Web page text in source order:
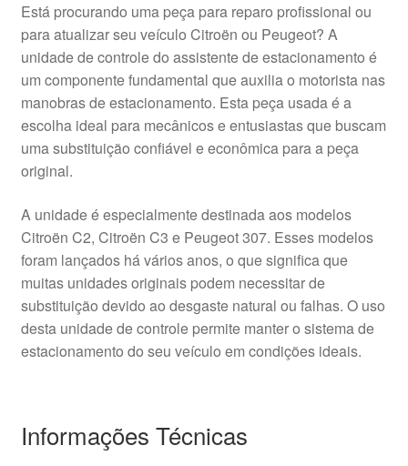
Está procurando uma peça para reparo profissional ou
para atualizar seu veículo Citroën ou Peugeot? A
unidade de controle do assistente de estacionamento é
um componente fundamental que auxilia o motorista nas
manobras de estacionamento. Esta peça usada é a
escolha ideal para mecânicos e entusiastas que buscam
uma substituição confiável e econômica para a peça
original.
A unidade é especialmente destinada aos modelos
Citroën C2, Citroën C3 e Peugeot 307. Esses modelos
foram lançados há vários anos, o que significa que
muitas unidades originais podem necessitar de
substituição devido ao desgaste natural ou falhas. O uso
desta unidade de controle permite manter o sistema de
estacionamento do seu veículo em condições ideais.
Informações Técnicas